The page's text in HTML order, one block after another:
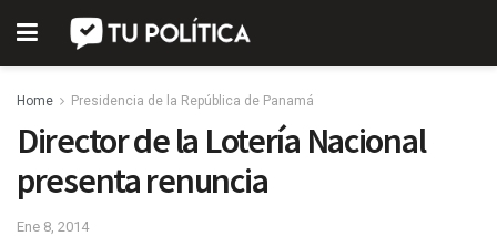
Home Presidencia de la República de Panamá
Director de la Lotería Nacional
presenta renuncia
Ene 8, 2014